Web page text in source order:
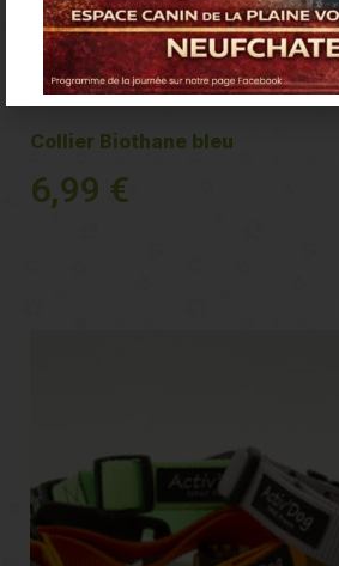
Collier Biothane bleu
6,99 €